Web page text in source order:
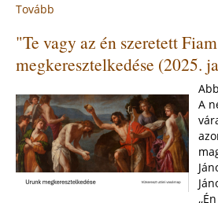
Tovább
egész
föld
téged
-
Évközi
2.
vasárnap
(2025.
január
"Te vagy az én szeretett
megkeresztelkedése (2025.
A